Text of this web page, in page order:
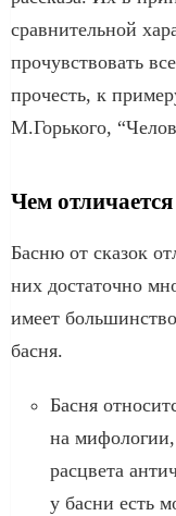
сравнительной
прочувствовать
прочесть, к
М.Горького,
Чем
Басню от сказок
них достаточно
имеет
басня.
Басня
на мифологии,
расцвета
у басни есть